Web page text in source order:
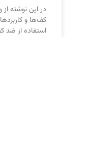
در این نوشته
کف‌ها و
استفاده از ضد